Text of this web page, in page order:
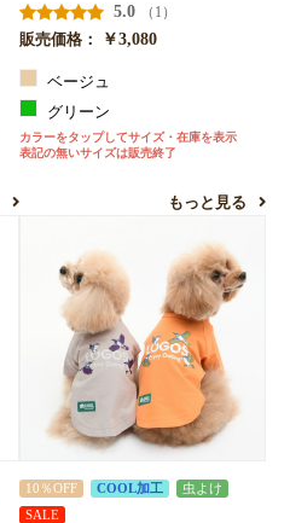
5.0
（1）
販売価格：
￥3,080
ベージュ
グリーン
カラーをタップしてサイズ・在庫を表示
表記の無いサイズは販売終了
もっと見る
10％OFF COOL加工
虫よけ
SALE